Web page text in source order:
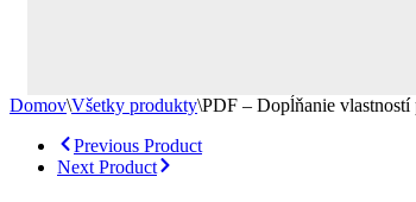
Domov\Všetky produkty\PDF – Dopĺňanie vlastností
Previous Product
Next Product